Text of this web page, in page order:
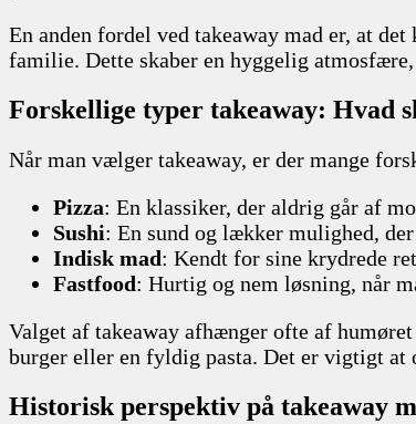
En anden fordel ved takeaway mad er, at
familie. Dette skaber en hyggelig
Forskellige typer takeaway: Hvad
Når man vælger takeaway, er der mange
Pizza: En klassiker, der aldrig går af
Sushi: En sund og lækker mulighed,
Indisk mad: Kendt for sine krydrede
Fastfood: Hurtig og nem løsning, når
Valget af takeaway afhænger ofte af
burger eller en fyldig pasta. Det er vigtigt at
Historisk perspektiv på takeaway